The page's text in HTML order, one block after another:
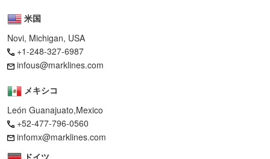
米国
Novi, Michigan, USA
+1-248-327-6987
infous@marklines.com
メキシコ
León Guanajuato,Mexico
+52-477-796-0560
infomx@marklines.com